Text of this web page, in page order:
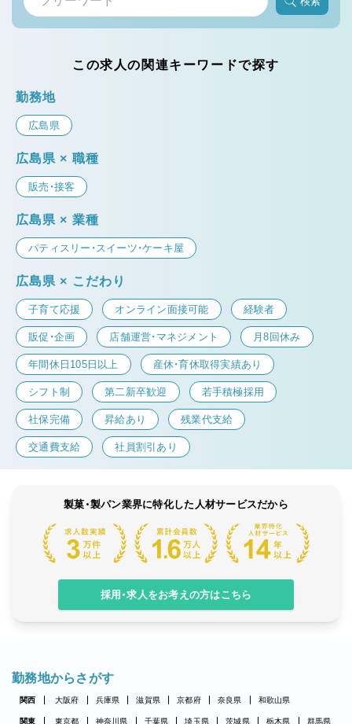
この求人の関連キーワードで探す
勤務地
広島県
広島県 × 職種
販売・接客
広島県 × 業種
パティスリー・スイーツ・ケーキ屋
広島県 × こだわり
子育て応援 オンライン面接可能 経験者
販促・企画 店舗運営・マネジメント 月8回休み
年間休日105日以上 産休・育休取得実績あり
シフト制 第二新卒歓迎 若手積極採用
社保完備 昇給あり 残業代支給
交通費支給 社員割引あり
製菓・製パン業界に特化した人材サービスだから
採用・求人をお考えの方はこちら
勤務地からさがす
関西 大阪府 兵庫県 滋賀県 京都府 奈良県 和歌山県
関東 東京都 神奈川県 千葉県 埼玉県 茨城県 栃木県 群馬県